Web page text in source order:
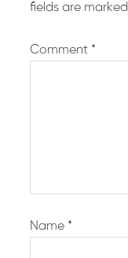
fields are marked
Comment *
Name *